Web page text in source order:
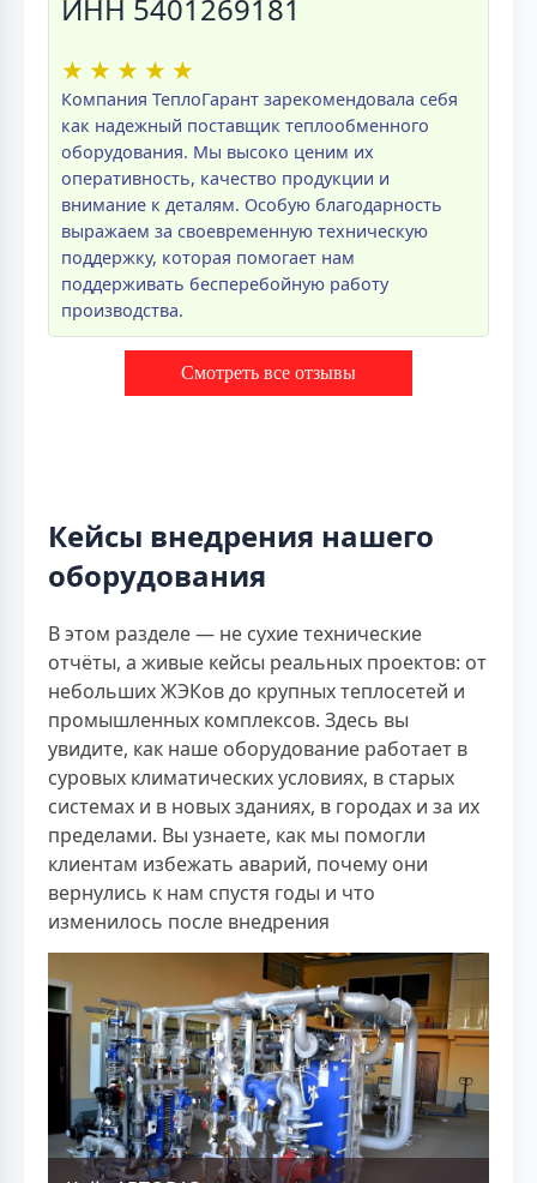
ИНН 5401269181
★ ★ ★ ★ ★
Компания ТеплоГарант зарекомендовала себя
как надежный поставщик теплообменного
оборудования. Мы высоко ценим их
оперативность, качество продукции и
внимание к деталям. Особую благодарность
выражаем за своевременную техническую
поддержку, которая помогает нам
поддерживать бесперебойную работу
производства.
Смотреть все отзывы
Кейсы внедрения нашего
оборудования
В этом разделе — не сухие технические
отчёты, а живые кейсы реальных проектов: от
небольших ЖЭКов до крупных теплосетей и
промышленных комплексов. Здесь вы
увидите, как наше оборудование работает в
суровых климатических условиях, в старых
системах и в новых зданиях, в городах и за их
пределами. Вы узнаете, как мы помогли
клиентам избежать аварий, почему они
вернулись к нам спустя годы и что
изменилось после внедрения